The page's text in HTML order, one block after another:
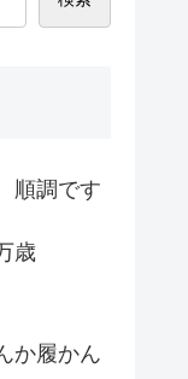
順調です
歳
か履かん